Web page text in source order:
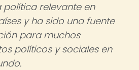
política relevante en
y ha sido una fuente
para muchos
políticos y sociales en